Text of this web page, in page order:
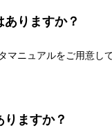
りますか？
マニュアルをご用意し
ますか？